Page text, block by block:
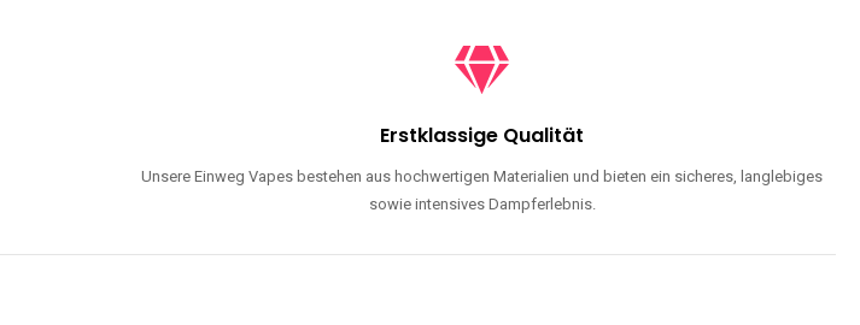
Erstklassige Qualität
Unsere Einweg Vapes bestehen aus hochwertigen Materialien und bieten ein sicheres, langlebiges
sowie intensives Dampferlebnis.